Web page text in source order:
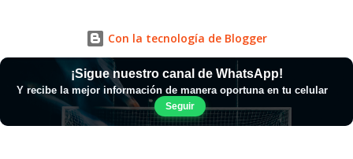
Con la tecnología de Blogger
¡Sigue nuestro canal de WhatsApp!
Y recibe la mejor información de manera oportuna en tu celular
Seguir